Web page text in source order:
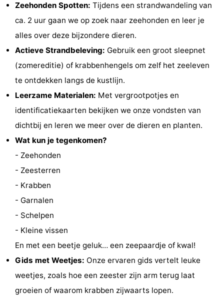
Hof
van
Haamstede
Schouwse
Valleien
-
Soeten
Haert
Wijde
Blick
-
Zeeland
Village
Zeeuwse
Kust
-
Zonnedorp
’t
van
Haamstede
Last
minutes
Strand
Zien
doen
Bezienswaardigheden
Musea
Monumenten
Zeehonden Spotten: Tijdens een strandwandeling van
ca. 2 uur gaan we op zoek naar zeehonden en leer je
alles over deze bijzondere dieren.
Actieve Strandbeleving: Gebruik een groot sleepnet
(zomereditie) of krabbenhengels om zelf het zeeleven
te ontdekken langs de kustlijn.
Leerzame Materialen: Met vergrootpotjes en
identificatiekaarten bekijken we onze vondsten van
dichtbij en leren we meer over de dieren en planten.
Wat kun je tegenkomen?
- Zeehonden
- Zeesterren
- Krabben
- Garnalen
- Schelpen
- Kleine vissen
En met een beetje geluk… een zeepaardje of kwal!
Gids met Weetjes: Onze ervaren gids vertelt leuke
weetjes, zoals hoe een zeester zijn arm terug laat
groeien of waarom krabben zijwaarts lopen.